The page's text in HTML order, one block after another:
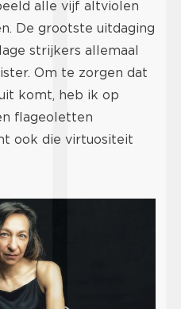
alle vijf altviolen
De grootste uitdaging
strijkers allemaal
Om te zorgen dat
komt, heb ik op
flageoletten
ook die virtuositeit